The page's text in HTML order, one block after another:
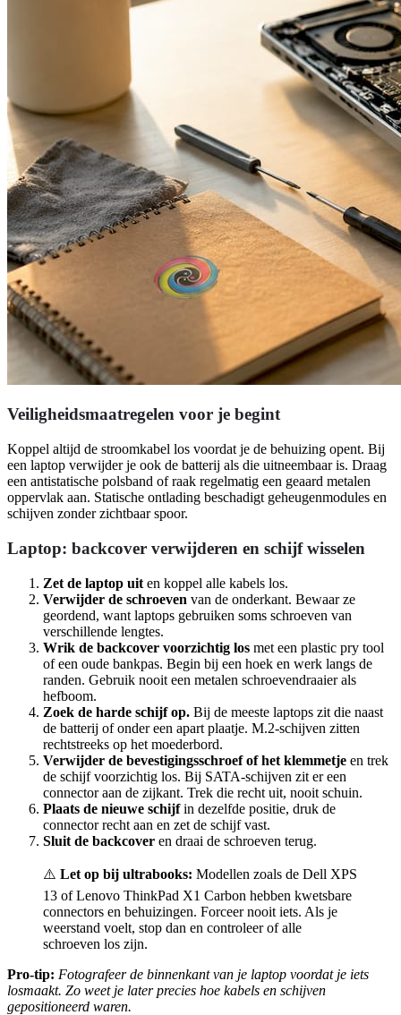
Veiligheidsmaatregelen voor je begint
Koppel altijd de stroomkabel los voordat je de behuizing opent. Bij
een laptop verwijder je ook de batterij als die uitneembaar is. Draag
een antistatische polsband of raak regelmatig een geaard metalen
oppervlak aan. Statische ontlading beschadigt geheugenmodules en
schijven zonder zichtbaar spoor.
Laptop: backcover verwijderen en schijf wisselen
Zet de laptop uit en koppel alle kabels los.
Verwijder de schroeven van de onderkant. Bewaar ze
geordend, want laptops gebruiken soms schroeven van
verschillende lengtes.
Wrik de backcover voorzichtig los met een plastic pry tool
of een oude bankpas. Begin bij een hoek en werk langs de
randen. Gebruik nooit een metalen schroevendraaier als
hefboom.
Zoek de harde schijf op. Bij de meeste laptops zit die naast
de batterij of onder een apart plaatje. M.2-schijven zitten
rechtstreeks op het moederbord.
Verwijder de bevestigingsschroef of het klemmetje en trek
de schijf voorzichtig los. Bij SATA-schijven zit er een
connector aan de zijkant. Trek die recht uit, nooit schuin.
Plaats de nieuwe schijfin dezelfde positie, druk de
connector recht aan en zet de schijf vast.
Sluit de backcover en draai de schroeven terug.
⚠️ Let op bij ultrabooks: Modellen zoals de Dell XPS
13 of Lenovo ThinkPad X1 Carbon hebben kwetsbare
connectors en behuizingen. Forceer nooit iets. Als je
weerstand voelt, stop dan en controleer of alle
schroeven los zijn.
Pro-tip: Fotografeer de binnenkant van je laptop voordat je iets
losmaakt. Zo weet je later precies hoe kabels en schijven
gepositioneerd waren.